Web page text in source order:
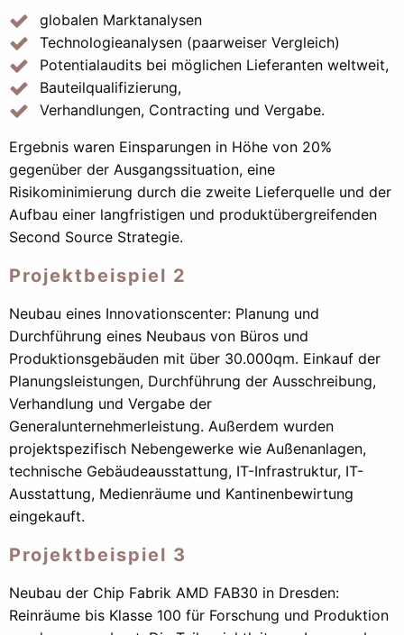
globalen Marktanalysen
Technologieanalysen (paarweiser Vergleich)
Potentialaudits bei möglichen Lieferanten weltweit,
Bauteilqualifizierung,
Verhandlungen, Contracting und Vergabe.
Ergebnis waren Einsparungen in Höhe von 20%
gegenüber der Ausgangssituation, eine
Risikominimierung durch die zweite Lieferquelle und der
Aufbau einer langfristigen und produktübergreifenden
Second Source Strategie.
Projektbeispiel 2
Neubau eines Innovationscenter: Planung und
Durchführung eines Neubaus von Büros und
Produktionsgebäuden mit über 30.000qm. Einkauf der
Planungsleistungen, Durchführung der Ausschreibung,
Verhandlung und Vergabe der
Generalunternehmerleistung. Außerdem wurden
projektspezifisch Nebengewerke wie Außenanlagen,
technische Gebäudeausstattung, IT-Infrastruktur, IT-
Ausstattung, Medienräume und Kantinenbewirtung
eingekauft.
Projektbeispiel 3
Neubau der Chip Fabrik AMD FAB30 in Dresden:
Reinräume bis Klasse 100 für Forschung und Produktion